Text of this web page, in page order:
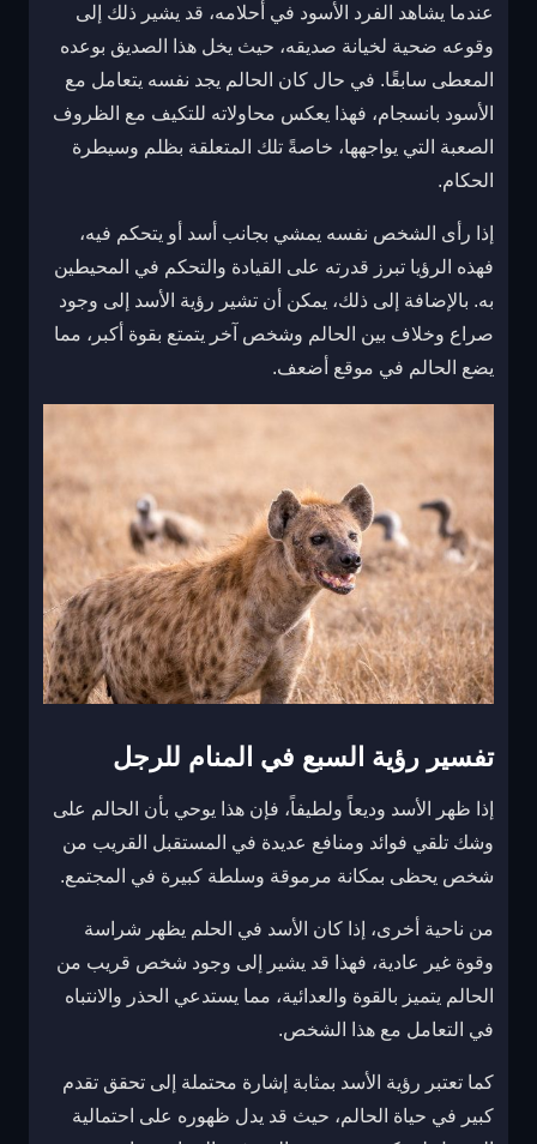
عندما يشاهد الفرد الأسود في أحلامه، قد يشير ذلك إلى
وقوعه ضحية لخيانة صديقه، حيث يخل هذا الصديق بوعده
المعطى سابقًا. في حال كان الحالم يجد نفسه يتعامل مع
الأسود بانسجام، فهذا يعكس محاولاته للتكيف مع الظروف
الصعبة التي يواجهها، خاصةً تلك المتعلقة بظلم وسيطرة
الحكام.
إذا رأى الشخص نفسه يمشي بجانب أسد أو يتحكم فيه،
فهذه الرؤيا تبرز قدرته على القيادة والتحكم في المحيطين
به. بالإضافة إلى ذلك، يمكن أن تشير رؤية الأسد إلى وجود
صراع وخلاف بين الحالم وشخص آخر يتمتع بقوة أكبر، مما
يضع الحالم في موقع أضعف.
تفسير رؤية السبع في المنام للرجل
إذا ظهر الأسد وديعاً ولطيفاً، فإن هذا يوحي بأن الحالم على
وشك تلقي فوائد ومنافع عديدة في المستقبل القريب من
شخص يحظى بمكانة مرموقة وسلطة كبيرة في المجتمع.
من ناحية أخرى، إذا كان الأسد في الحلم يظهر شراسة
وقوة غير عادية، فهذا قد يشير إلى وجود شخص قريب من
الحالم يتميز بالقوة والعدائية، مما يستدعي الحذر والانتباه
في التعامل مع هذا الشخص.
كما تعتبر رؤية الأسد بمثابة إشارة محتملة إلى تحقق تقدم
كبير في حياة الحالم، حيث قد يدل ظهوره على احتمالية